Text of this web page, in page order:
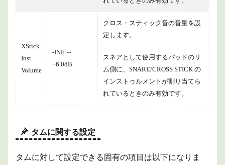
XStick
Inst
Volume
-INF ～
+6.0dB
クロス・スティック音の音量を設
定します。
スネアとして使用するパッドのリ
ム側に、SNARE/CROSS STICK の
インストゥルメントが割り当てら
れているときのみ有効です。
タムに関する設定
タムに対して設定できる固有の項目は以下になりま